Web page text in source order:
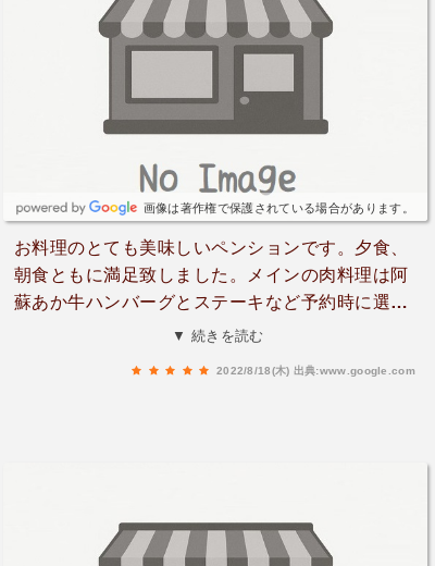
画像は著作権で保護されている場合があります。
お料理のとても美味しいペンションです。夕食、
朝食ともに満足致しました。メインの肉料理は阿
蘇あか牛ハンバーグとステーキなど予約時に選べ
ました。品数も豊富で量も充分過ぎるほど。受付
▼ 続きを読む
2022/8/18(木) 出典:www.google.com